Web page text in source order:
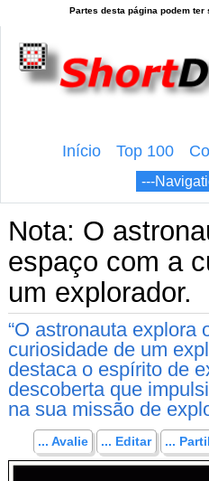
Início Top 100
Nota: O
espaço com a
um explorador.
“O astronauta explora
curiosidade de um
destaca o espírito de
descoberta que
na sua missão de
... Avalie ... Editar ...